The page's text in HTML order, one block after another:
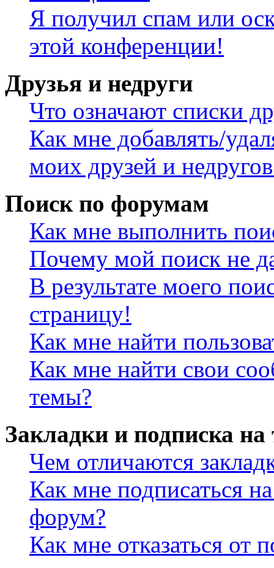
Я получил спам или
этой конференции!
Друзья и недруги
Что означают списки
Как мне добавлять/
моих друзей и
Поиск по форумам
Как мне выполнить
Почему мой поиск не
В результате моего
страницу!
Как мне найти
Как мне найти свои
темы?
Закладки и подписка
Чем отличаются
Как мне подписаться
форум?
Как мне отказаться от